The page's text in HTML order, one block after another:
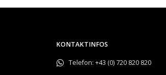
KONTAKTINFOS
Telefon: +43 (0) 720 820 820